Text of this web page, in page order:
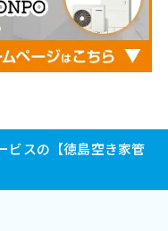
ビスの【徳島空き家管